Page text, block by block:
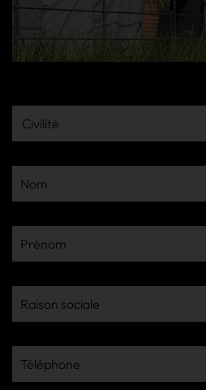
Civilité
Nom
Prénom
Raison sociale
Téléphone